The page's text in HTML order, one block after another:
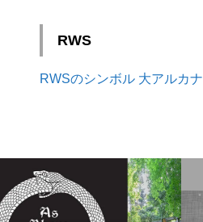
RWS
RWSのシンボル 大アルカナ